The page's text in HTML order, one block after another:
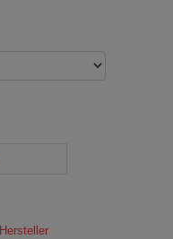
Hersteller